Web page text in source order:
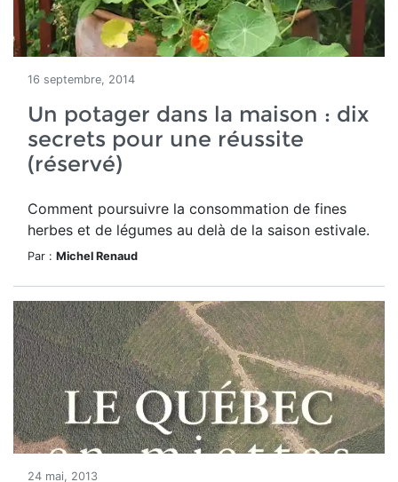
16 septembre, 2014
Un potager dans la maison : dix
secrets pour une réussite
(réservé)
Comment poursuivre la consommation de fines
herbes et de légumes au delà de la saison estivale.
Par : Michel Renaud
24 mai, 2013